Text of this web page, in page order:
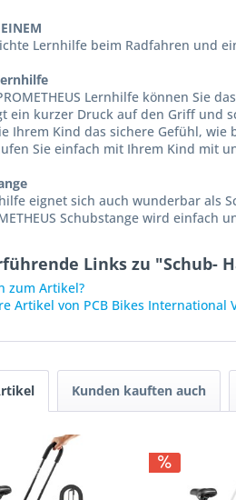
Lernhilfe beim Radfahren und
Lernhilfe können Sie
ein kurzer Druck auf den Griff und
Ihrem Kind das sichere Gefühl,
Sie einfach mit Ihrem Kind mit
eignet sich auch wunderbar als
Schubstange wird
Links zu "Schub-
zum Artikel?
Artikel von PCB Bikes International
Kunden kauften auch